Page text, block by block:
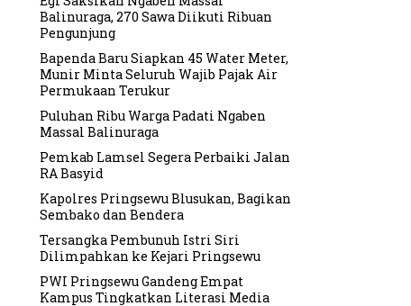
Balinuraga, 270 Sawa Diikuti Ribuan
Pengunjung
Bapenda Baru Siapkan 45 Water Meter,
Munir Minta Seluruh Wajib Pajak Air
Permukaan Terukur
Puluhan Ribu Warga Padati Ngaben
Massal Balinuraga
Pemkab Lamsel Segera Perbaiki Jalan
RA Basyid
Kapolres Pringsewu Blusukan, Bagikan
Sembako dan Bendera
Tersangka Pembunuh Istri Siri
Dilimpahkan ke Kejari Pringsewu
PWI Pringsewu Gandeng Empat
Kampus Tingkatkan Literasi Media